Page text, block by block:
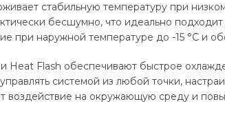
стабильную температуру при
бесшумно, что идеально
при наружной температуре до -15 °C и
и Heat Flash обеспечивают быстрое
системой из любой точки,
воздействие на окружающую среду и